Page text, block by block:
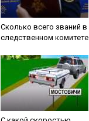
Сколько всего званий в
следственном комитете